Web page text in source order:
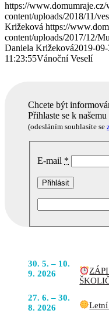
https://www.domumraje.cz/
content/uploads/2018/11/
Križeková https://
content/uploads/2017/12/
Daniela Križeková2019-
11:23:55Vánoční Veselí
Chcete být
Přihlaste se k
(odesláním souhlasíte se
E-mail *
30. 5. – 10.
9. 2026
27. 6. – 30.
8. 2026